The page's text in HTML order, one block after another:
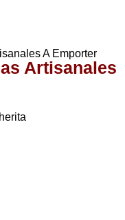
A Emporter
Artisanales